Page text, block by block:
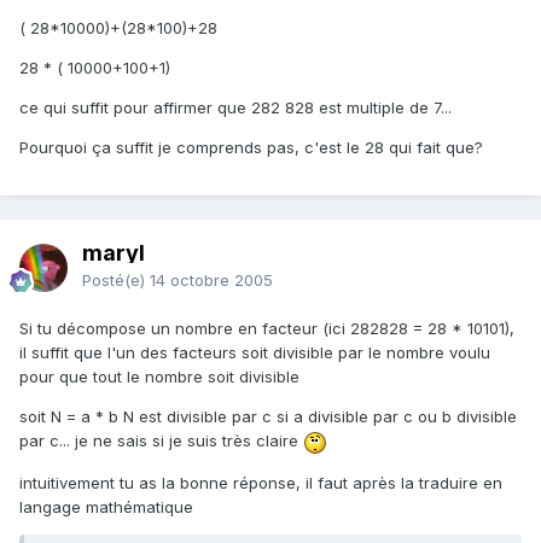
( 28*10000)+(28*100)+28
28 * ( 10000+100+1)
ce qui suffit pour affirmer que 282 828 est multiple de 7...
Pourquoi ça suffit je comprends pas, c'est le 28 qui fait que?
maryl
Posté(e) 14 octobre 2005
Si tu décompose un nombre en facteur (ici 282828 = 28 * 10101),
il suffit que l'un des facteurs soit divisible par le nombre voulu
pour que tout le nombre soit divisible
soit N = a * b N est divisible par c si a divisible par c ou b divisible
par c... je ne sais si je suis très claire
intuitivement tu as la bonne réponse, il faut après la traduire en
langage mathématique